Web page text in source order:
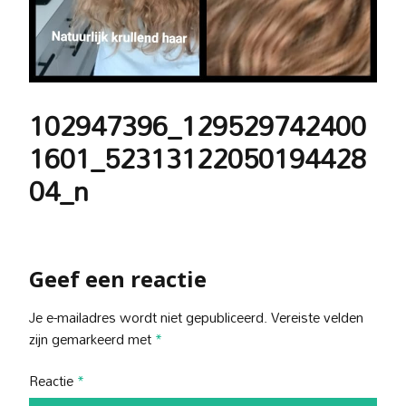
102947396_129529742400
1601_52313122050194428
04_n
Geef een reactie
Je e-mailadres wordt niet gepubliceerd.Vereiste velden
zijn gemarkeerd met*
Reactie*